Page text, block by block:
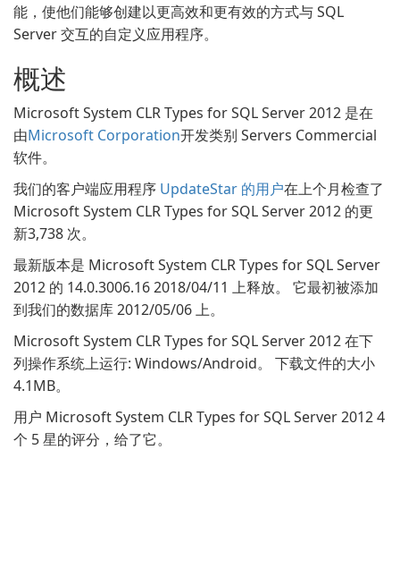
能，使他们能够创建以更高效和更有效的方式与 SQL
Server 交互的自定义应用程序。
概述
Microsoft System CLR Types for SQL Server 2012 是在
由Microsoft Corporation开发类别 Servers Commercial
软件。
我们的客户端应用程序 UpdateStar 的用户在上个月检查了
Microsoft System CLR Types for SQL Server 2012 的更
新3,738 次。
最新版本是 Microsoft System CLR Types for SQL Server
2012 的 14.0.3006.16 2018/04/11 上释放。 它最初被添加
到我们的数据库 2012/05/06 上。
Microsoft System CLR Types for SQL Server 2012 在下
列操作系统上运行: Windows/Android。 下载文件的大小
4.1MB。
用户 Microsoft System CLR Types for SQL Server 2012 4
个 5 星的评分，给了它。